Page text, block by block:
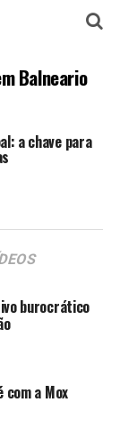
Balneario
a chave para
burocrático
com a Mox